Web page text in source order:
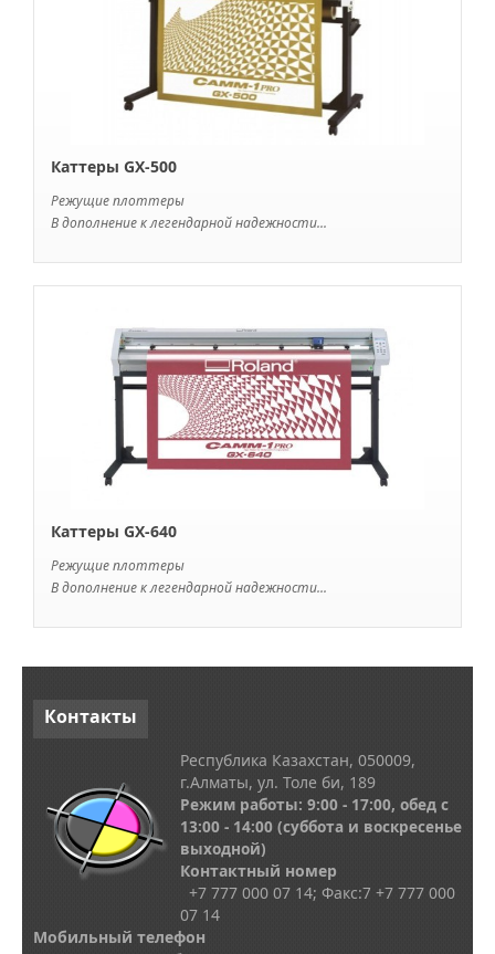
Каттеры GX-500
Режущие плоттеры
В дополнение к легендарной надежности...
Каттеры GX-640
Режущие плоттеры
В дополнение к легендарной надежности...
Контакты
Республика Казахстан, 050009,
г.Алматы, ул. Толе би, 189
Режим работы: 9:00 - 17:00, обед с
13:00 - 14:00 (суббота и воскресенье
выходной)
Контактный номер
+7 777 000 07 14; Факс:7 +7 777 000
07 14
Мобильный телефон